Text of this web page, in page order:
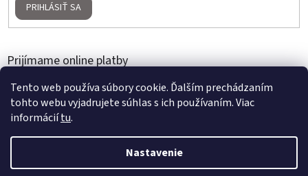
Tento web používa súbory cookie. Ďalším prechádzaním
tohto webu vyjadrujete súhlas s ich používaním. Viac
informáciítu.
Nastavenie
PRIHLÁSIŤ SA
Prijímame online platby
Vytvoril Shoptet